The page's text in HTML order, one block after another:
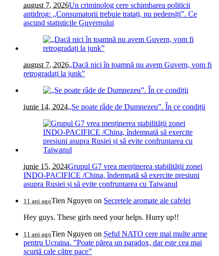
august 7, 2026Un criminolog cere schimbarea politicii
antidrog: „Consumatorii trebuie tratați, nu pedepsiți”. Ce
ascund statisticile Guvernului
august 7, 2026„Dacă nici în toamnă nu avem Guvern, vom fi
retrogradați la junk”
iunie 14, 2024„Se poate râde de Dumnezeu”. În ce condiții
iunie 15, 2024Grupul G7 vrea menținerea stabilității zonei
INDO-PACIFICE /China, îndemnată să exercite presiuni
asupra Rusiei și să evite confruntarea cu Taiwanul
11 ani agoTien Nguyen on Secretele aromate ale cafelei
Hey guys. These girls need your helps. Hurry up!!
11 ani agoTien Nguyen on Șeful NATO cere mai multe arme
pentru Ucraina. ”Poate părea un paradox, dar este cea mai
scurtă cale către pace”